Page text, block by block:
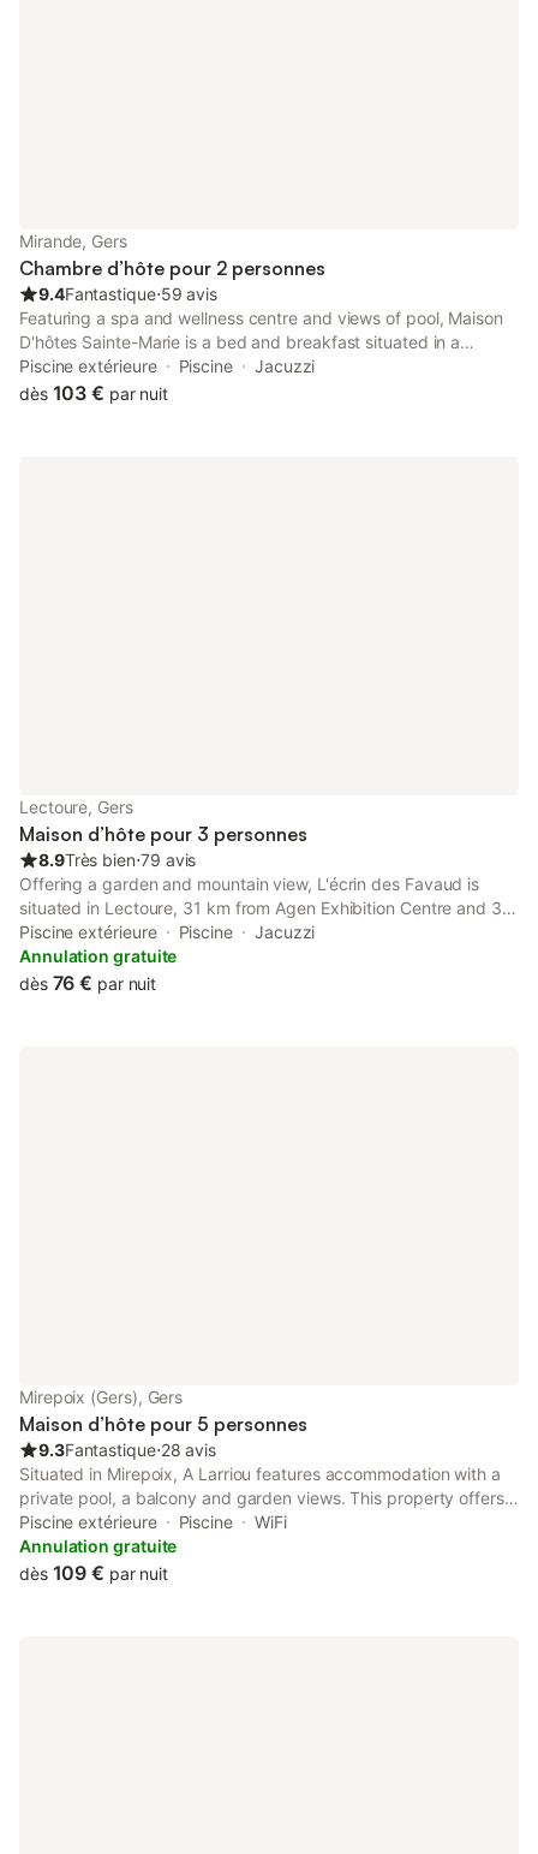
Mirande, Gers
Chambre d’hôte pour 2 personnes
9.4Fantastique⋅59 avis
Featuring a spa and wellness centre and views of pool, Maison
D'hôtes Sainte-Marie is a bed and breakfast situated in a
historic building in Mirande, 16 km from Château de Pallanne
Golf Course.
Piscine extérieure Piscine
Jacuzzi
dès 103 € par nuit
Lectoure, Gers
Maison d’hôte pour 3 personnes
8.9Très bien⋅79 avis
Offering a garden and mountain view, L'écrin des Favaud is
situated in Lectoure, 31 km from Agen Exhibition Centre and 34
km from Walibi South-West. This property offers access to a
terrace, darts, free private parking and free WiFi.
Piscine extérieure Piscine
Jacuzzi
Annulation gratuite
dès 76 € par nuit
Mirepoix (Gers), Gers
Maison d’hôte pour 5 personnes
9.3Fantastique⋅28 avis
Situated in Mirepoix, A Larriou features accommodation with a
private pool, a balcony and garden views. This property offers
access to a terrace, free private parking and free WiFi.
Piscine extérieure Piscine
WiFi
Annulation gratuite
dès 109 € par nuit